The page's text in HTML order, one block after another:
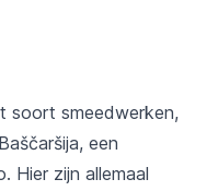
soort smeedwerken,
een
Hier zijn allemaal